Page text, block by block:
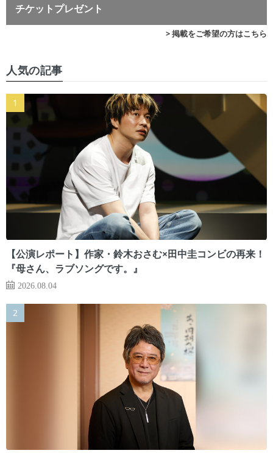
チケットプレゼント
> 掲載をご希望の方はこちら
人気の記事
【公演レポート】作家・鈴木おさむ×田中圭コンビの再来！
『母さん、ラブソングです。』
2026.08.04